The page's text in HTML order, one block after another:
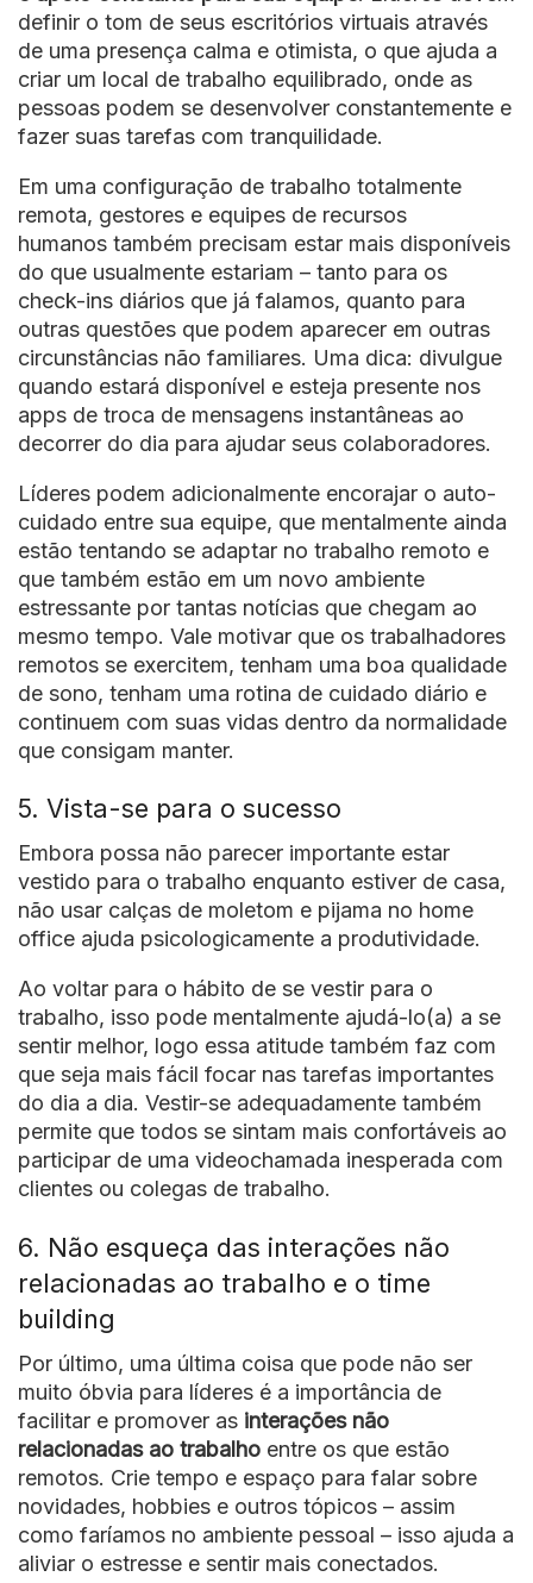
definir o tom de seus escritórios virtuais através
de uma presença calma e otimista, o que ajuda a
criar um local de trabalho equilibrado, onde as
pessoas podem se desenvolver constantemente e
fazer suas tarefas com tranquilidade.
Em uma configuração de trabalho totalmente
remota, gestores e equipes de recursos
humanos também precisam estar mais disponíveis
do que usualmente estariam – tanto para os
check-ins diários que já falamos, quanto para
outras questões que podem aparecer em outras
circunstâncias não familiares. Uma dica: divulgue
quando estará disponível e esteja presente nos
apps de troca de mensagens instantâneas ao
decorrer do dia para ajudar seus colaboradores.
Líderes podem adicionalmente encorajar o auto-
cuidado entre sua equipe, que mentalmente ainda
estão tentando se adaptar no trabalho remoto e
que também estão em um novo ambiente
estressante por tantas notícias que chegam ao
mesmo tempo. Vale motivar que os trabalhadores
remotos se exercitem, tenham uma boa qualidade
de sono, tenham uma rotina de cuidado diário e
continuem com suas vidas dentro da normalidade
que consigam manter.
5. Vista-se para o sucesso
Embora possa não parecer importante estar
vestido para o trabalho enquanto estiver de casa,
não usar calças de moletom e pijama no home
office ajuda psicologicamente a produtividade.
Ao voltar para o hábito de se vestir para o
trabalho, isso pode mentalmente ajudá-lo(a) a se
sentir melhor, logo essa atitude também faz com
que seja mais fácil focar nas tarefas importantes
do dia a dia. Vestir-se adequadamente também
permite que todos se sintam mais confortáveis ​​ao
participar de uma videochamada inesperada com
clientes ou colegas de trabalho.
6. Não esqueça das interações não
relacionadas ao trabalho e o time
building
Por último, uma última coisa que pode não ser
muito óbvia para líderes é a importância de
facilitar e promover as interações não
relacionadas ao trabalho entre os que estão
remotos. Crie tempo e espaço para falar sobre
novidades, hobbies e outros tópicos – assim
como faríamos no ambiente pessoal – isso ajuda a
aliviar o estresse e sentir mais conectados.